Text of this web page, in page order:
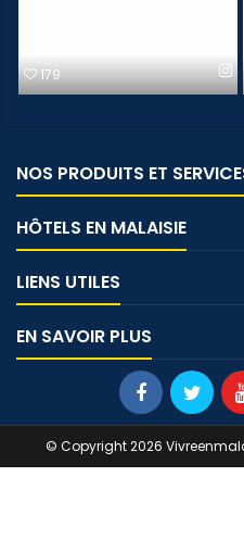
179
NOS PRODUITS ET
HÔTELS EN MALAISIE
LIENS UTILES
EN SAVOIR PLUS
© Copyright 2026